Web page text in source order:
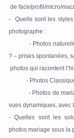
de face/profil/micro/
-  Quelle sont les
photographe :
? – prises spontanées,
photos qui racontent
- Photos
vues dynamiques, avec
- Quelles sont les
photos mariage sous la